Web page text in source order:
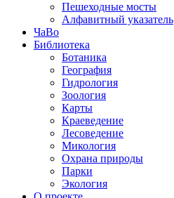
Пешеходные мосты
Алфавитный указатель
ЧаВо
Библиотека
Ботаника
География
Гидрология
Зоология
Карты
Краеведение
Лесоведение
Микология
Охрана природы
Парки
Экология